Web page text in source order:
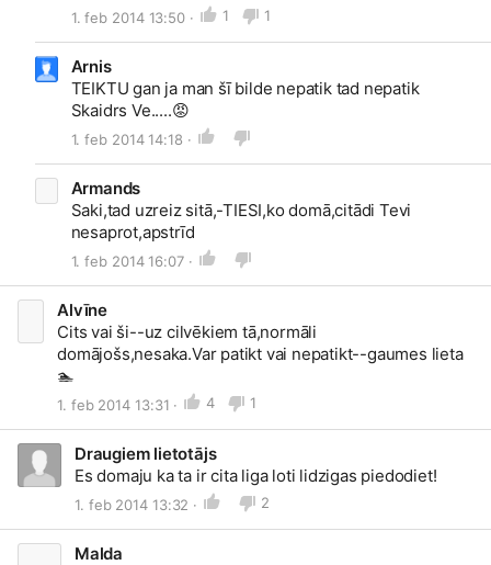
1. feb 2014 13:50 · 1 1
Arnis
TEIKTU gan ja man šī bilde nepatik tad nepatik
Skaidrs Ve.....😡
1. feb 2014 14:18 ·
Armands
Saki,tad uzreiz sitā,-TIESI,ko domā,citādi Tevi
nesaprot,apstrīd
1. feb 2014 16:07 ·
Alvīne
Cits vai ši--uz cilvēkiem tā,normāli
domājošs,nesaka.Var patikt vai nepatikt--gaumes lieta
🏊
1. feb 2014 13:31 · 4 1
Draugiem lietotājs
Es domaju ka ta ir cita liga loti lidzigas piedodiet!
1. feb 2014 13:32 · 2
Malda